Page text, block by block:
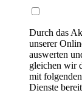
Durch das
unserer
auswerten
gleichen wir
mit
Dienste